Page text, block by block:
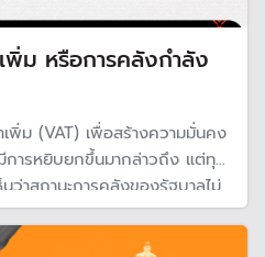
พิ่ม หรือการคลังกำลัง
พิ่ม (VAT) เพื่อสร้างความมั่นคง
การหยิบยกขึ้นมากล่าวถึง แต่ทุก
าสถานะการคลังของรัฐบาลไม่
เพิ่ม และการพุ่งเป้าไปที่ภาษี
ข้อจำกัดในการหารายได้